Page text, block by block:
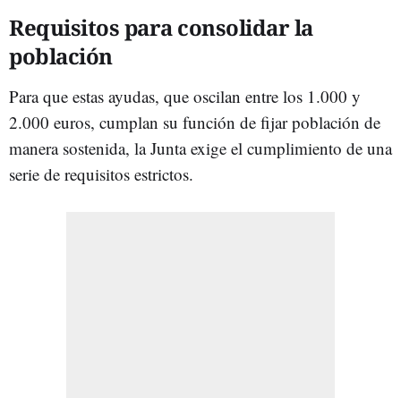
Requisitos para consolidar la
población
Para que estas ayudas, que oscilan entre los 1.000 y
2.000 euros, cumplan su función de fijar población de
manera sostenida, la Junta exige el cumplimiento de una
serie de requisitos estrictos.